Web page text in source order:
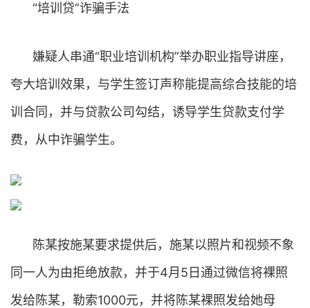
“培训贷”诈骗手法
嫌疑人串通“职业培训机构”举办职业指导讲座，
夸大培训效果，与学生签订声称能提高综合技能的培
训合同，并与贷款公司勾结，诱导学生贷款支付学
费，从中诈骗学生。
陈某按施某要求提供后，施某以照片和视频不象
同一人为由拒绝放款，并于4月5日通过微信将裸照
发给陈某，勒索1000元，并将陈某裸照发给她母